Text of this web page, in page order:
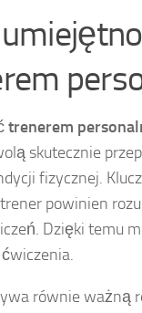
trenerem
skutecznie
fizycznej.
powinien
Dzięki temu
równie ważną